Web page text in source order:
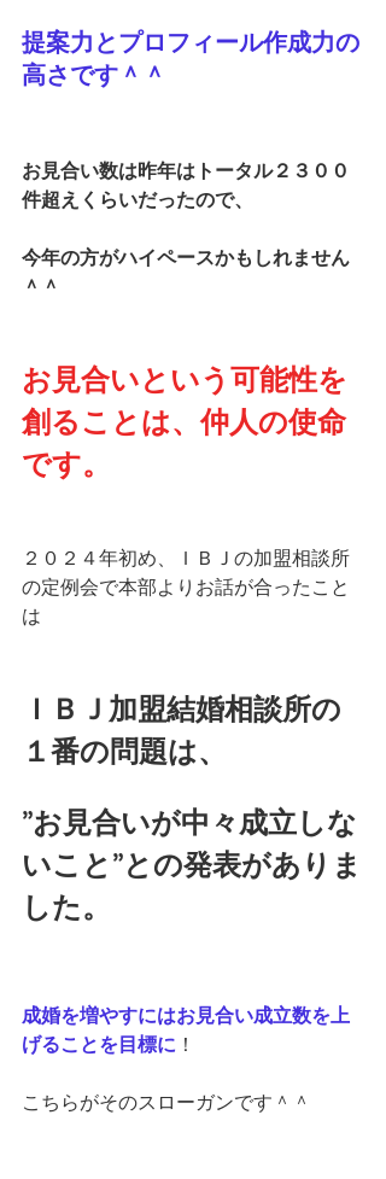
提案力とプロフィール作成力の
高さです＾＾
お見合い数は昨年はトータル２３００
件超えくらいだったので、
今年の方がハイペースかもしれません
＾＾
お見合いという可能性を
創ることは、仲人の使命
です。
２０２４年初め、ＩＢＪの加盟相談所
の定例会で本部よりお話が合ったこと
は
ＩＢＪ加盟結婚相談所の
１番の問題は、
”お見合いが中々成立しな
いこと”との発表がありま
した。
成婚を増やすにはお見合い成立数を上
げることを目標に ！
こちらがそのスローガンです＾＾